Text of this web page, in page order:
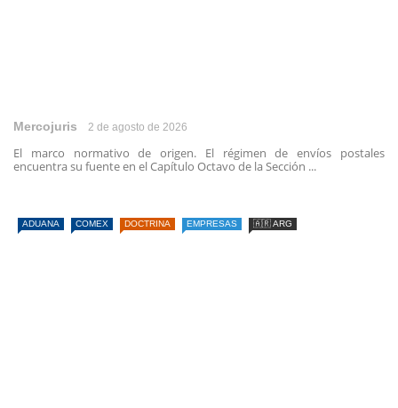
Mercojuris 2 de agosto de 2026
El marco normativo de origen. El régimen de envíos postales
encuentra su fuente en el Capítulo Octavo de la Sección ...
ADUANA COMEX DOCTRINA EMPRESAS 🇦🇷 ARG